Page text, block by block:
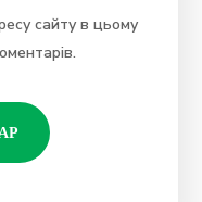
сайту в цьому